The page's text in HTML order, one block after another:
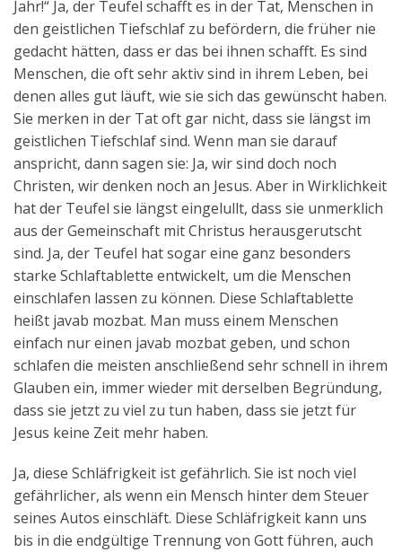
Jahr!“ Ja, der Teufel schafft es in der Tat, Menschen in
den geistlichen Tiefschlaf zu befördern, die früher nie
gedacht hätten, dass er das bei ihnen schafft. Es sind
Menschen, die oft sehr aktiv sind in ihrem Leben, bei
denen alles gut läuft, wie sie sich das gewünscht haben.
Sie merken in der Tat oft gar nicht, dass sie längst im
geistlichen Tiefschlaf sind. Wenn man sie darauf
anspricht, dann sagen sie: Ja, wir sind doch noch
Christen, wir denken noch an Jesus. Aber in Wirklichkeit
hat der Teufel sie längst eingelullt, dass sie unmerklich
aus der Gemeinschaft mit Christus herausgerutscht
sind. Ja, der Teufel hat sogar eine ganz besonders
starke Schlaftablette entwickelt, um die Menschen
einschlafen lassen zu können. Diese Schlaftablette
heißt javab mozbat. Man muss einem Menschen
einfach nur einen javab mozbat geben, und schon
schlafen die meisten anschließend sehr schnell in ihrem
Glauben ein, immer wieder mit derselben Begründung,
dass sie jetzt zu viel zu tun haben, dass sie jetzt für
Jesus keine Zeit mehr haben.
Ja, diese Schläfrigkeit ist gefährlich. Sie ist noch viel
gefährlicher, als wenn ein Mensch hinter dem Steuer
seines Autos einschläft. Diese Schläfrigkeit kann uns
bis in die endgültige Trennung von Gott führen, auch